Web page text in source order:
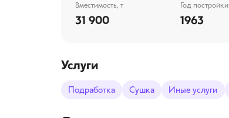
Вместимость, т
31 900
Год постройки
1963
Услуги
Подработка Сушка Иные услуги